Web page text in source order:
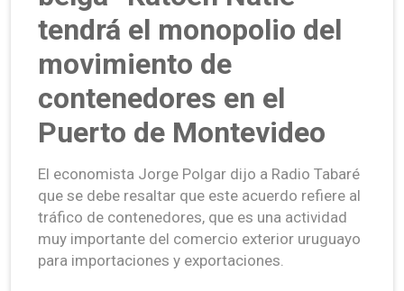
tendrá el monopolio del
movimiento de
contenedores en el
Puerto de Montevideo
El economista Jorge Polgar dijo a Radio Tabaré
que se debe resaltar que este acuerdo refiere al
tráfico de contenedores, que es una actividad
muy importante del comercio exterior uruguayo
para importaciones y exportaciones.